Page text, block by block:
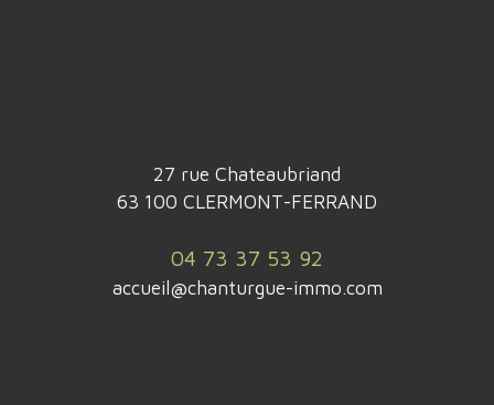
27 rue Chateaubriand
63 100 CLERMONT-FERRAND
04 73 37 53 92
accueil@chanturgue-immo.com